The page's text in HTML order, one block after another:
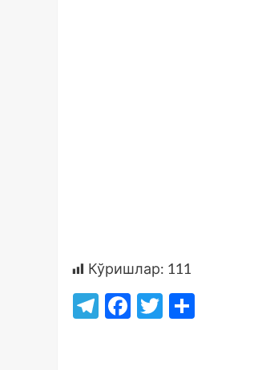
Кўришлар: 111
Telegram
Facebook
Twitter